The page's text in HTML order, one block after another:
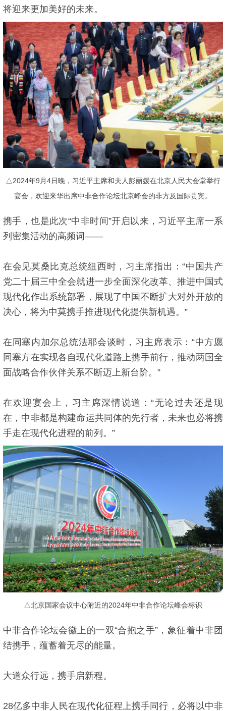
将迎来更加美好的未来。
△2024年9月4日晚，习近平主席和夫人彭丽媛在北京人民大会堂举行
宴会，欢迎来华出席中非合作论坛北京峰会的非方及国际贵宾。
携手，也是此次“中非时间”开启以来，习近平主席一系
列密集活动的高频词——
在会见莫桑比克总统纽西时，习主席指出：“中国共产
党二十届三中全会就进一步全面深化改革、推进中国式
现代化作出系统部署，展现了中国不断扩大对外开放的
决心，将为中莫携手推进现代化提供新机遇。”
在同塞内加尔总统法耶会谈时，习主席表示：“中方愿
同塞方在实现各自现代化道路上携手前行，推动两国全
面战略合作伙伴关系不断迈上新台阶。”
在欢迎宴会上，习主席深情说道：“无论过去还是现
在，中非都是构建命运共同体的先行者，未来也必将携
手走在现代化进程的前列。”
△北京国家会议中心附近的2024年中非合作论坛峰会标识
中非合作论坛会徽上的一双“合抱之手”，象征着中非团
结携手，蕴蓄着无尽的能量。
大道众行远，携手启新程。
28亿多中非人民在现代化征程上携手同行，必将以中非